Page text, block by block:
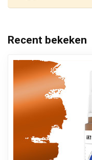
Recent bekeken